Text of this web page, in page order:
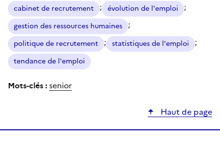
cabinet de recrutement ; évolution de l'emploi ;
gestion des ressources humaines ;
politique de recrutement ; statistiques de l'emploi ;
tendance de l'emploi
Mots-clés :senior
Haut de page